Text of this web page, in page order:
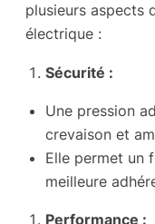
plusieurs aspects
électrique :
Sécurité :
Une pression
crevaison et
Elle permet un
meilleure
Performance :